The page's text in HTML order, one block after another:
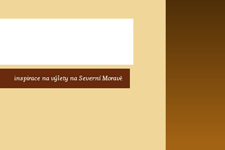
inspirace na výlety na Severní Moravě